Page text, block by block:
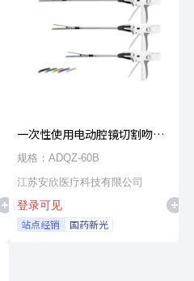
一次性使用电动腔镜切割吻合
器及组件
规格：ADQZ-60B
江苏安欣医疗科技有限公司
登录可见
站点经销 国药新光